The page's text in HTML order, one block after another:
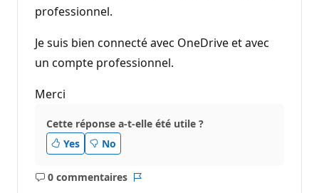
professionnel.
Je suis bien connecté avec OneDrive et avec
un compte professionnel.
Merci
Cette réponse a-t-elle été utile ?
Yes
No
0 commentaires
Aucun